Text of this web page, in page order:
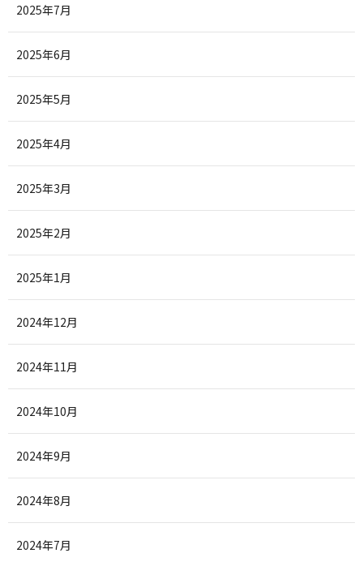
2025年7月
2025年6月
2025年5月
2025年4月
2025年3月
2025年2月
2025年1月
2024年12月
2024年11月
2024年10月
2024年9月
2024年8月
2024年7月